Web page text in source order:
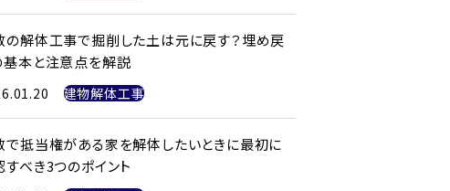
の解体工事で掘削した土は元に戻す？埋め戻
基本と注意点を解説
建物解体工事
で抵当権がある家を解体したいときに最初に
すべき3つのポイント